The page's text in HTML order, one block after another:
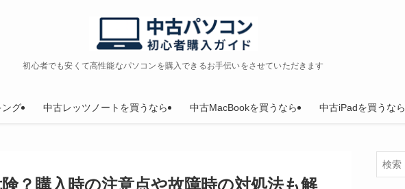
初心者でも安くて高性能なパソコンを購入できるお手伝いをさせていただきます
ング 中古レッツノートを買うなら 中古MacBookを買うなら 中古iPadを買うなら
？購入時の注意点や故障時の対処法も解